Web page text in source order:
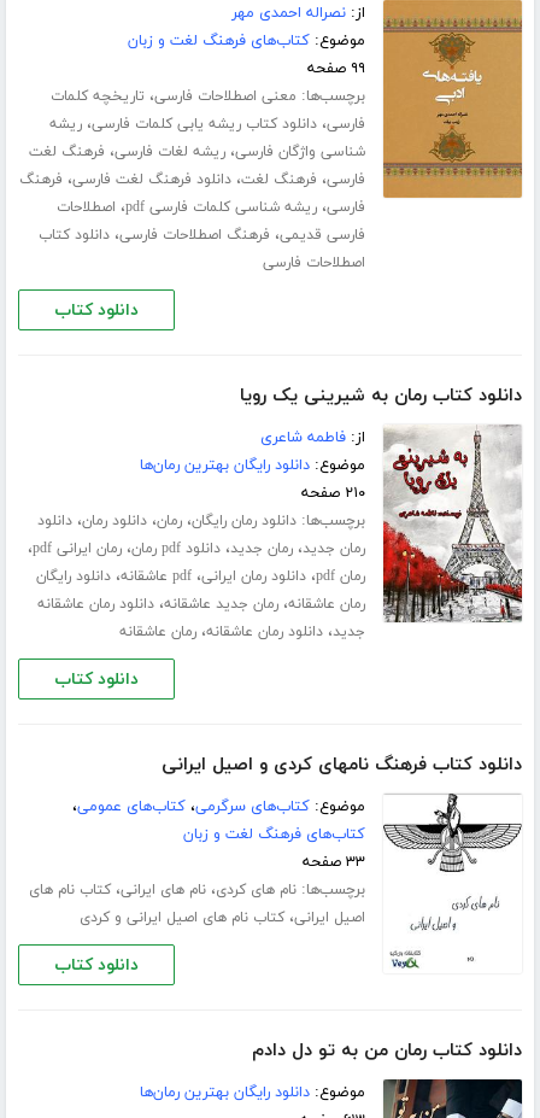
از:نصراله احمدی مهر
موضوع:کتاب‌های فرهنگ لغت و زبان
۹۹ صفحه
برچسب‌ها: معنی اصطلاحات فارسی، تاریخچه کلمات
فارسی،دانلود کتاب ریشه یابی کلمات فارسی،ریشه
شناسی واژگان فارسی،ریشه لغات فارسی، فرهنگ لغت
فارسی، فرهنگ لغت،دانلود فرهنگ لغت فارسی، فرهنگ
فارسی،ریشه شناسی کلمات فارسی pdf ، اصطلاحات
فارسی قدیمی، فرهنگ اصطلاحات فارسی،دانلود کتاب
اصطلاحات فارسی
دانلود کتاب
دانلود کتاب رمان به شیرینی یک رویا
از:فاطمه شاعری
موضوع:دانلود رایگان بهترین رمان‌ها
۲۱۰ صفحه
برچسب‌ها:دانلود رمان رایگان،رمان،دانلود رمان،دانلود
رمان جدید،رمان جدید،دانلود pdf رمان ،رمان ایرانی pdf ،
رمان pdf ،دانلود رمان ایرانی،pdf عاشقانه ،دانلود رایگان
رمان عاشقانه،رمان جدید عاشقانه،دانلود رمان عاشقانه
جدید،دانلود رمان عاشقانه،رمان عاشقانه
دانلود کتاب
دانلود کتاب فرهنگ نامهای کردی و اصیل ایرانی
موضوع:کتاب‌های سرگرمی،کتاب‌های عمومی،
کتاب‌های فرهنگ لغت و زبان
۳۳ صفحه
برچسب‌ها:نام های کردی،نام های ایرانی،کتاب نام های
اصیل ایرانی،کتاب نام های اصیل ایرانی و کردی
دانلود کتاب
دانلود کتاب رمان من به تو دل دادم
موضوع:دانلود رایگان بهترین رمان‌ها